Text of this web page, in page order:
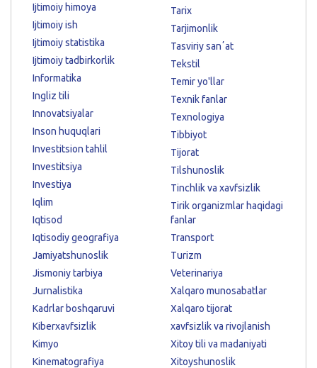
Ijtimoiy himoya
Ijtimoiy ish
Ijtimoiy statistika
Ijtimoiy tadbirkorlik
Informatika
Ingliz tili
Innovatsiyalar
Inson huquqlari
Investitsion tahlil
Investitsiya
Investiya
Iqlim
Iqtisod
Iqtisodiy geografiya
Jamiyatshunoslik
Jismoniy tarbiya
Jurnalistika
Kadrlar boshqaruvi
Kiberxavfsizlik
Kimyo
Kinematografiya
Tarix
Tarjimonlik
Tasviriy sanʼat
Tekstil
Temir yo'llar
Texnik fanlar
Texnologiya
Tibbiyot
Tijorat
Tilshunoslik
Tinchlik va xavfsizlik
Tirik organizmlar haqidagi
fanlar
Transport
Turizm
Veterinariya
Xalqaro munosabatlar
Xalqaro tijorat
xavfsizlik va rivojlanish
Xitoy tili va madaniyati
Xitoyshunoslik